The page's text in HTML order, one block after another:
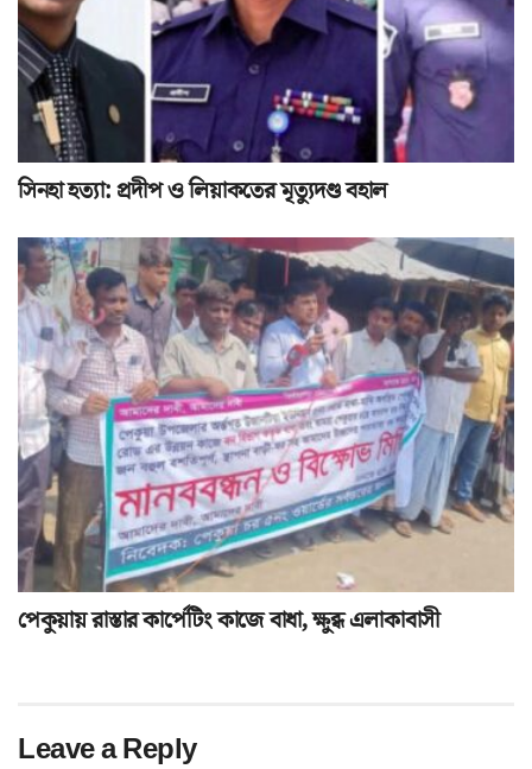
সিনহা হত্যা: প্রদীপ ও লিয়াকতের মৃত্যুদণ্ড বহাল
পেকুয়ায় রাস্তার কার্পেটিং কাজে বাধা, ক্ষুব্ধ এলাকাবাসী
Leave a Reply